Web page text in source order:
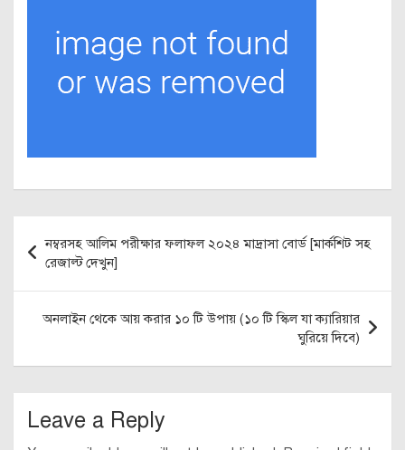
navigation
নম্বরসহ আলিম পরীক্ষার ফলাফল ২০২৪ মাদ্রাসা বোর্ড [মার্কশিট সহ
রেজাল্ট দেখুন]
অনলাইন থেকে আয় করার ১০ টি উপায় (১০ টি স্কিল যা ক্যারিয়ার
ঘুরিয়ে দিবে)
Leave a Reply